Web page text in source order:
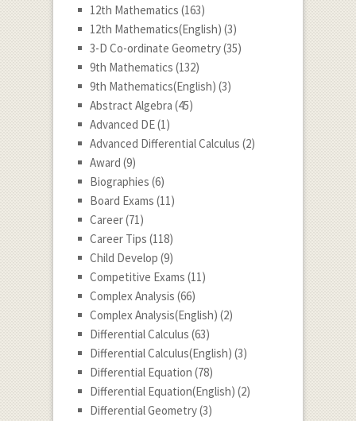
12th Mathematics (163)
12th Mathematics(English) (3)
3-D Co-ordinate Geometry(35)
9th Mathematics (132)
9th Mathematics(English) (3)
Abstract Algebra (45)
Advanced DE(1)
Advanced Differential Calculus (2)
Award (9)
Biographies (6)
Board Exams (11)
Career(71)
Career Tips (118)
Child Develop (9)
Competitive Exams (11)
Complex Analysis (66)
Complex Analysis(English) (2)
Differential Calculus (63)
Differential Calculus(English) (3)
Differential Equation (78)
Differential Equation(English) (2)
Differential Geometry(3)